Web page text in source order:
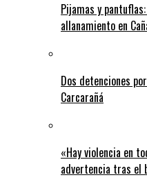
Pijamas y
allanamiento en
Dos detenciones
Carcarañá
«Hay violencia en
advertencia tras el